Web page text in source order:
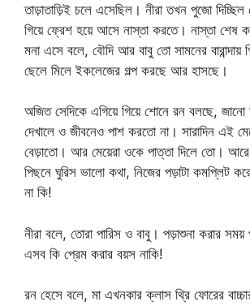
তাড়াতাড়িই চলে এসেছিল। নীরা তখন পুজো দিচ্ছিল
গিয়ে ফ্রেশ হয়ে আসে নাস্তা করতে। নাস্তা শেষ
মনা এসে বলে, বৌদি আর বাবু তো সামনের বারান্দায়
ছেলে মিলে ইকলেজের গল্প করছে আর হাসছে।
অজিত সেদিকে এগিয়ে গিয়ে শোনে রন বলছে,
দেখালে ও জীবনেও পাশ করতো না। সারাদিন এই
বেড়াতো। আর মেয়েরা ওকে পাত্তা দিলে তো। আরে
পিছনে ঘুরিস ভালো কথা, নিজের পড়াটা কমপ্লিট
না কি!
নীরা বলে, তোরা পারিস ও বাবু। পড়াশুনা করার
এসব কি প্রেম করার বয়স নাকি!
রন হেসে বলে, মা এখনকার ক্লাস থ্রি ফোরের